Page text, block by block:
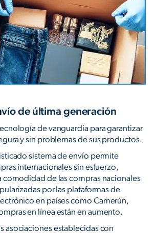
de última generación
de vanguardia para garantizar
y sin problemas de sus productos.
sistema de envío permite
internacionales sin esfuerzo,
comodidad de las compras nacionales
por las plataformas de
en países como Camerún,
en línea están en aumento.
asociaciones establecidas con